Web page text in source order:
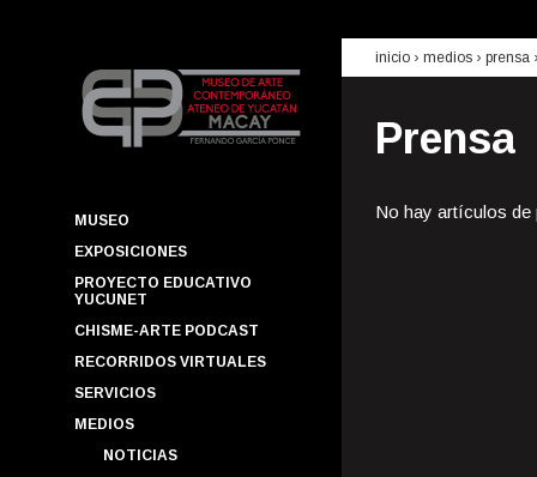
MUSEO
EXPOSICIONES
PROYECTO EDUCATIVO
YUCUNET
CHISME-ARTE PODCAST
RECORRIDOS VIRTUALES
SERVICIOS
MEDIOS
NOTICIAS
inicio › medios › prensa
Prensa
No hay artículos de